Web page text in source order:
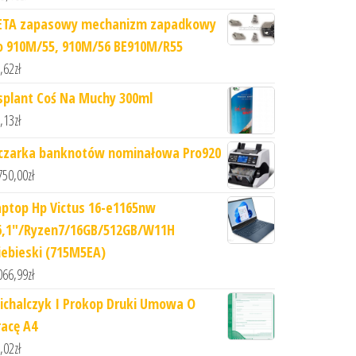
zapasowy mechanizm zapadkowy
910M/55, 910M/56 BE910M/R55
zł
Coś Na Muchy 300ml
zł
banknotów nominałowa Pro920
zł
Hp Victus 16-e1165nw
Ryzen7/16GB/512GB/W11H
(715M5EA)
zł
I Prokop Druki Umowa O
A4
zł